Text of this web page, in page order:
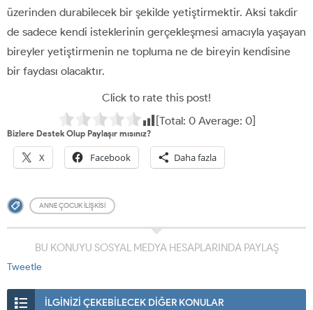
üzerinden durabilecek bir şekilde yetiştirmektir. Aksi takdir
de sadece kendi isteklerinin gerçekleşmesi amacıyla yaşayan
bireyler yetiştirmenin ne topluma ne de bireyin kendisine
bir faydası olacaktır.
Click to rate this post!
[Total: 0Average: 0]
Bizlere Destek Olup Paylaşır mısınız?
X Facebook Daha fazla
ANNE ÇOCUK ILIŞKISI
BU KONUYU SOSYAL MEDYA HESAPLARINDA PAYLAŞ
Tweetle
İLGİNİZİ ÇEKEBİLECEK DİĞER KONULAR